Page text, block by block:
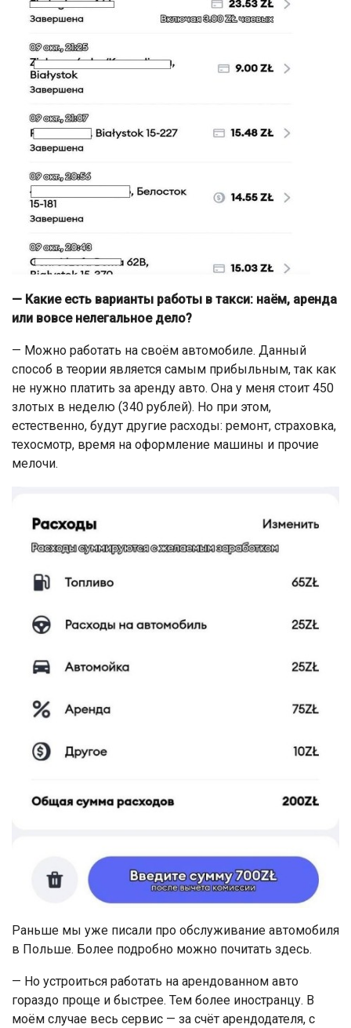
— Какие есть варианты работы в такси: наём, аренда
или вовсе нелегальное дело?
— Можно работать на своём автомобиле. Данный
способ в теории является самым прибыльным, так как
не нужно платить за аренду авто. Она у меня стоит 450
злотых в неделю (340 рублей). Но при этом,
естественно, будут другие расходы: ремонт, страховка,
техосмотр, время на оформление машины и прочие
мелочи.
Раньше мы уже писали про обслуживание автомобиля
в Польше. Более подробно можно почитать здесь.
— Но устроиться работать на арендованном авто
гораздо проще и быстрее. Тем более иностранцу. В
моём случае весь сервис — за счёт арендодателя, с